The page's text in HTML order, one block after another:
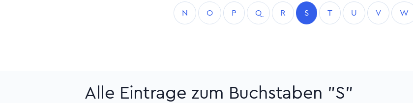
N O P Q R S T U V W
Alle Eintrage zum Buchstaben "S"